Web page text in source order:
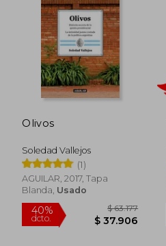
40%
dcto. $ 51.118
Olivos
Soledad Vallejos
(1)
AGUILAR, 2017, Tapa
Blanda, Usado